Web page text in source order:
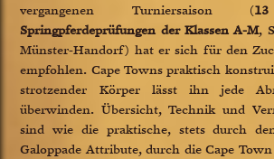
vergangenen Turniersaison (
Springpferdeprüfungen der Klassen A-M,
Münster-Handorf) hat er sich für den
empfohlen. Cape Towns praktisch
strotzender Körper lässt ihn jede
überwinden. Übersicht, Technik und
sind wie die praktische, stets durch
Galoppade Attribute, durch die Cape